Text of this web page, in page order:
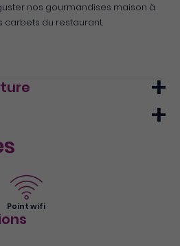
nos gourmandises maison à
carbets du restaurant.
09h30 - 17h00
Point wifi